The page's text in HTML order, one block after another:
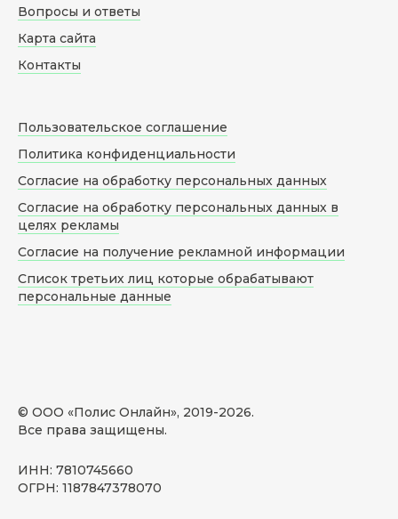
© ООО «Полис Онлайн», 2019-2026.
Все права защищены.
ИНН: 7810745660
ОГРН: 1187847378070
Вопросы и ответы
Карта сайта
Контакты
Пользовательское соглашение
Политика конфиденциальности
Согласие на обработку персональных данных
Согласие на обработку персональных данных в
целях рекламы
Согласие на получение рекламной информации
Список третьих лиц которые обрабатывают
персональные данные